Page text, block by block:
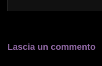
Lascia un commento